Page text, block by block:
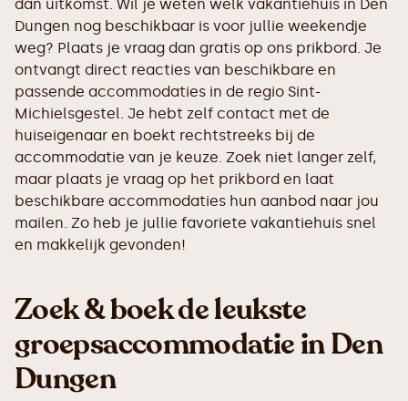
dan uitkomst. Wil je weten welk vakantiehuis in Den
Dungen nog beschikbaar is voor jullie weekendje
weg? Plaats je vraag dan gratis op ons prikbord. Je
ontvangt direct reacties van beschikbare en
passende accommodaties in de regio Sint-
Michielsgestel. Je hebt zelf contact met de
huiseigenaar en boekt rechtstreeks bij de
accommodatie van je keuze. Zoek niet langer zelf,
maar plaats je vraag op het prikbord en laat
beschikbare accommodaties hun aanbod naar jou
mailen. Zo heb je jullie favoriete vakantiehuis snel
en makkelijk gevonden!
Zoek & boek de leukste
groepsaccommodatie in Den
Dungen